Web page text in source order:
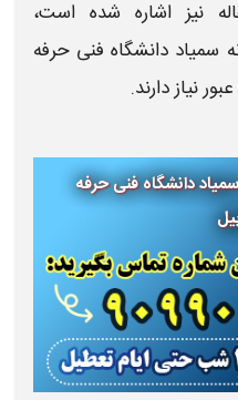
نیز اشاره شده است،
سمیاد دانشگاه فنی حرفه
نیاز دارند.
دانشگاه فنی حرفه